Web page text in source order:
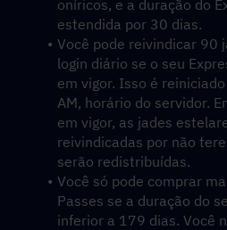
oníricos, e a duração do
estendida por 30 dias.
Você pode reivindicar 90
login diário se o seu
em vigor. Isso é
AM, horário do servidor.
em vigor, as jades
reivindicadas por não
serão redistribuídas.
Você só pode comprar
Passes se a duração do
inferior a 179 dias. Você